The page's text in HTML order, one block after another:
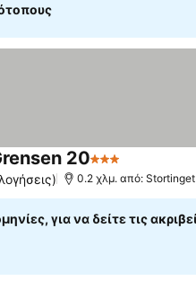
203 Αστέρια
0.2 χλμ. από: Stortinget
για να δείτε τις